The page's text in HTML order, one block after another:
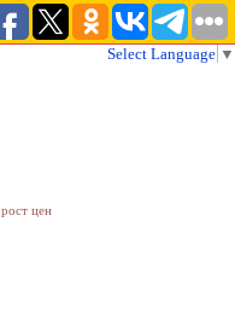
Select Language ▼
рост цен